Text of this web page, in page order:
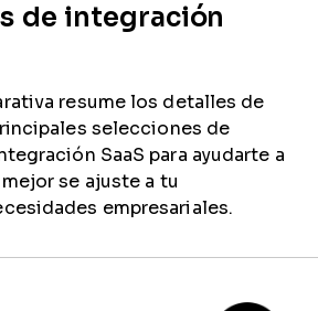
de integración
resume los detalles de
selecciones de
SaaS para ayudarte a
se ajuste a tu
empresariales.